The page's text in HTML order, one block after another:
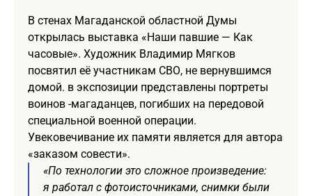
В стенах Магаданской областной Думы
открылась выставка «Наши павшие — Как
часовые». Художник Владимир Мягков
посвятил её участникам СВО, не вернувшимся
домой. в экспозиции представлены портреты
воинов -магаданцев, погибших на передовой
специальной военной операции.
Увековечивание их памяти является для автора
«заказом совести».
«По технологии это сложное произведение:
я работал с фотоисточниками, снимки были